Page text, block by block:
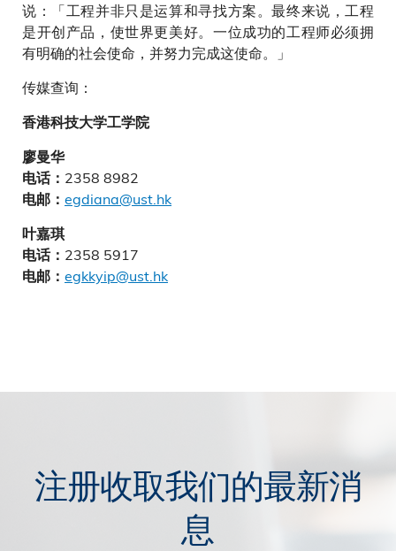
说：「工程并非只是运算和寻找方案。最终来说，工程
是开创产品，使世界更美好。一位成功的工程师必须拥
有明确的社会使命，并努力完成这使命。」
传媒查询：
香港科技大学工学院
廖曼华
电话： 2358 8982
电邮： egdiana@ust.hk
叶嘉琪
电话： 2358 5917
电邮： egkkyip@ust.hk
注册收取我们的最新消
息